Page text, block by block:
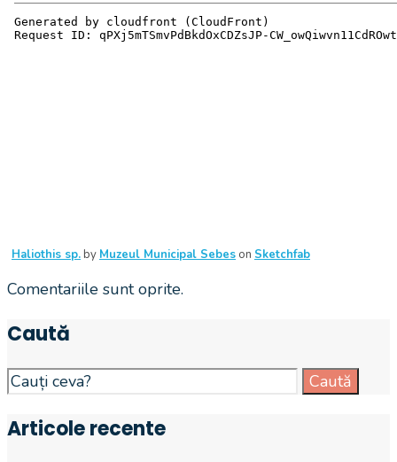
Haliothis sp. by Muzeul Municipal Sebes on Sketchfab
Comentariile sunt oprite.
Caută
Search
for:
Caută
Articole recente